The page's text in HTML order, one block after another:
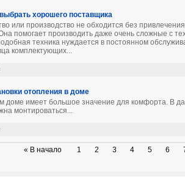
хорошего поставщика
или производство не обходится без
помогает производить даже очень сложные с
техника нуждается в постоянном
комплектующих...
отопления в доме
доме имеет большое значение для комфорта. В
монтироваться...
« В начало 1 2 3 4 5 6